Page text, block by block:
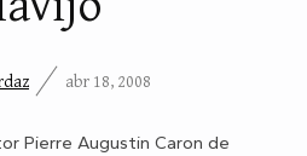
abr 18, 2008
Pierre Augustin Caron de